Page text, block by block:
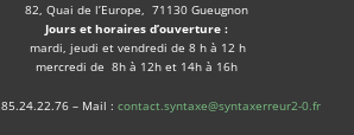
82, Quai de l’Europe, 71130 Gueugnon
Jours et horaires d’ouverture :
mardi, jeudi et vendredi de 8 h à 12 h
mercredi de 8h à 12h et 14h à 16h
– Mail :contact.syntaxe@syntaxerreur2-0.fr